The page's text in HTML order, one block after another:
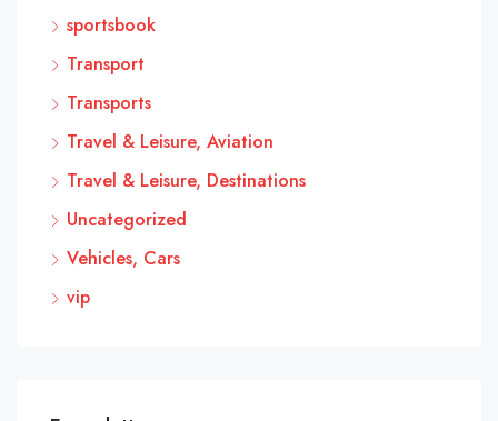
sportsbook
Transport
Transports
Travel & Leisure, Aviation
Travel & Leisure, Destinations
Uncategorized
Vehicles, Cars
vip